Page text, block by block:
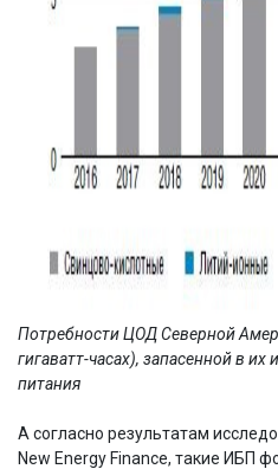
Потребности ЦОД Северной
гигаватт-часах), запасенной в их
питания
А согласно результатам
New Energy Finance, такие ИБП